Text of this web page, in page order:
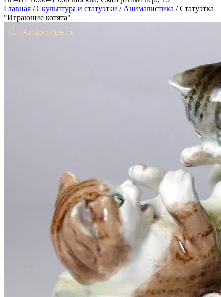
Главная / Скульптура и статуэтки / Анималистика / Статуэтка
"Играющие котята"